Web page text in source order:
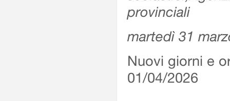
provinciali
martedì 31
Nuovi giorni e
01/04/2026